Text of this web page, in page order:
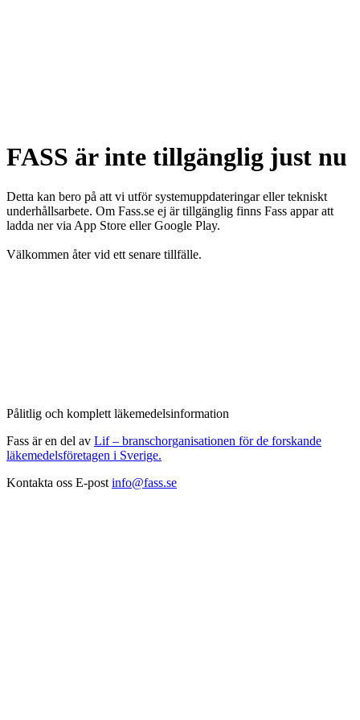
FASS är inte tillgänglig just nu
Detta kan bero på att vi utför systemuppdateringar eller tekniskt
underhållsarbete. Om Fass.se ej är tillgänglig finns Fass appar att
ladda ner via App Store eller Google Play.
Välkommen åter vid ett senare tillfälle.
Pålitlig och komplett läkemedelsinformation
Fass är en del av Lif – branschorganisationen för de forskande
läkemedelsföretagen i Sverige.
Kontakta oss E-post info@fass.se